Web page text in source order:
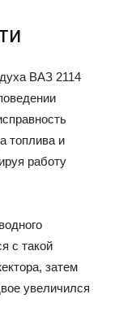
ВАЗ 2114
топлива и
работу
с такой
затем
увеличился